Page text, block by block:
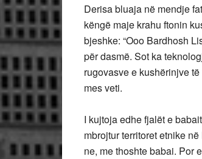
Derisa bluaja në mendje
këngë maje krahu ftonin
bjeshke: “Ooo Bardhosh
për dasmë. Sot ka
rugovasve e kushërinjve
mes veti.
I kujtoja edhe fjalët e
mbrojtur territoret etnike
ne, me thoshte babai. Por